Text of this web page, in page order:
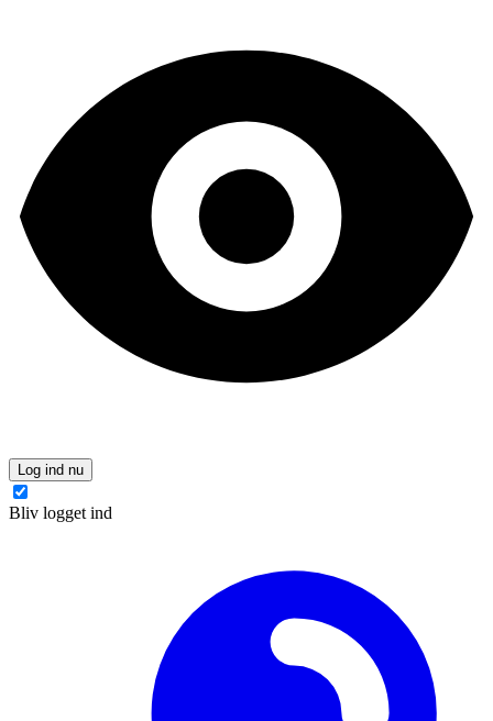
Log ind nu
Bliv logget ind